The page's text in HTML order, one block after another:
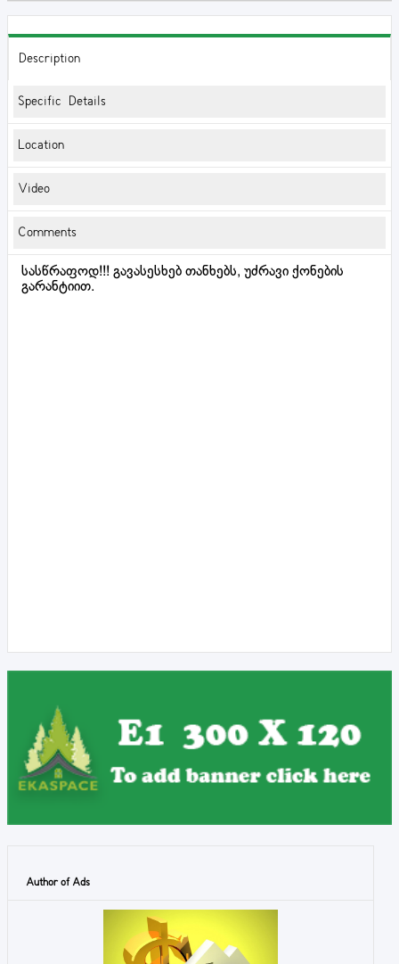
Description
Specific Details
Location
Video
Comments
სასწრაფოდ!!! გავასესხებ თანხებს, უძრავი ქონების
გარანტიით.
Author of Ads